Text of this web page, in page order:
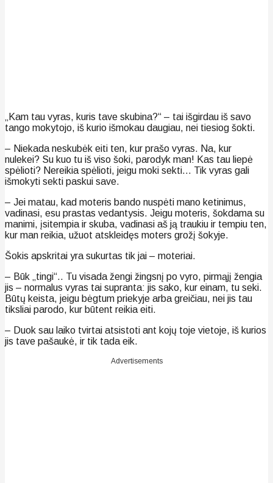
„Kam tau vyras, kuris tave skubina?“ – tai išgirdau iš savo
tango mokytojo, iš kurio išmokau daugiau, nei tiesiog šokti.
– Niekada neskubėk eiti ten, kur prašo vyras. Na, kur
nulekei? Su kuo tu iš viso šoki, parodyk man! Kas tau liepė
spėlioti? Nereikia spėlioti, jeigu moki sekti… Tik vyras gali
išmokyti sekti paskui save.
– Jei matau, kad moteris bando nuspėti mano ketinimus,
vadinasi, esu prastas vedantysis. Jeigu moteris, šokdama su
manimi, įsitempia ir skuba, vadinasi aš ją traukiu ir tempiu ten,
kur man reikia, užuot atskleidęs moters grožį šokyje.
Šokis apskritai yra sukurtas tik jai – moteriai.
– Būk „tingi“.. Tu visada žengi žingsnį po vyro, pirmąjį žengia
jis – normalus vyras tai supranta: jis sako, kur einam, tu seki.
Būtų keista, jeigu bėgtum priekyje arba greičiau, nei jis tau
tiksliai parodo, kur būtent reikia eiti.
– Duok sau laiko tvirtai atsistoti ant kojų toje vietoje, iš kurios
jis tave pašaukė, ir tik tada eik.
Advertisements